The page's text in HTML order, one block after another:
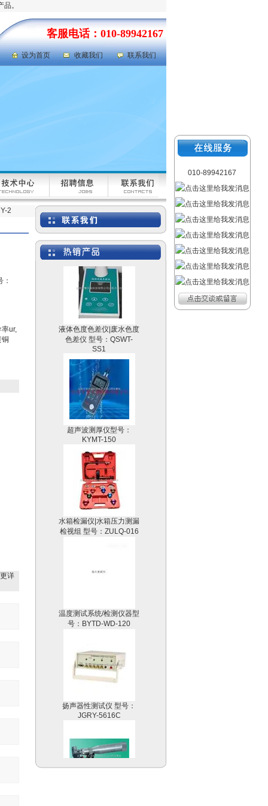
。
客服电话：010-89942167
设为首页 收藏我们 联系我们
2
ur,
详
氯气检测仪|氯气泄漏浓度
检测仪 型号：FABJ-50
液体色度色差仪|废水色度
色差仪 型号：QSWT-
SS1
超声波测厚仪型号：
KYMT-150
水箱检漏仪|水箱压力测漏
检视组 型号：ZULQ-016
号：BYTD-WD-120
JGRY-5616C
010-89942167